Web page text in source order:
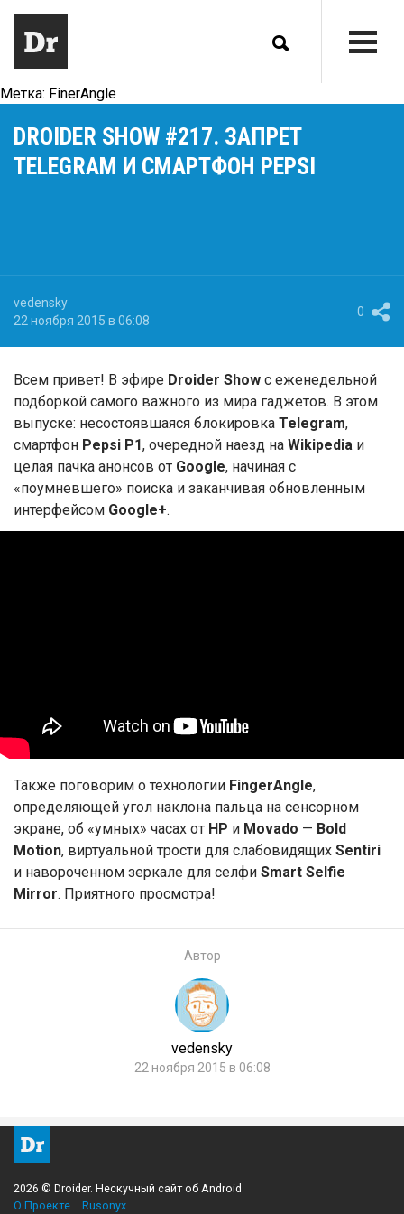
Метка: FinerAngle
DROIDER SHOW #217. ЗАПРЕТ
TELEGRAM И СМАРТФОН PEPSI
vedensky
22 ноября 2015 в 06:08
0
Всем привет! В эфире Droider Show с еженедельной
подборкой самого важного из мира гаджетов. В этом
выпуске: несостоявшаяся блокировка Telegram,
смартфон Pepsi P1, очередной наезд на Wikipedia и
целая пачка анонсов от Google, начиная с
«поумневшего» поиска и заканчивая обновленным
интерфейсом Google+.
Также поговорим о технологии FingerAngle,
определяющей угол наклона пальца на сенсорном
экране, об «умных» часах от HP и Movado — Bold
Motion, виртуальной трости для слабовидящих Sentiri
и навороченном зеркале для селфи Smart Selfie
Mirror. Приятного просмотра!
Автор
vedensky
22 ноября 2015 в 06:08
2026 © Droider. Нескучный сайт об Android
О Проекте
Rusonyx